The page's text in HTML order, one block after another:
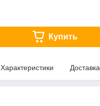
Купить
Характеристики Доставка